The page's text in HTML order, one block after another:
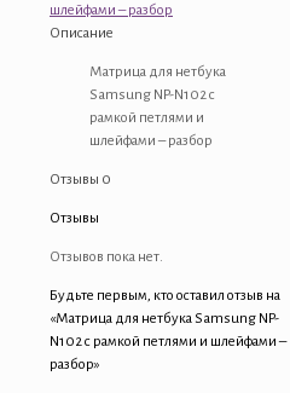
шлейфами – разбор
Описание
Матрица для нетбука
Samsung NP-N102 с
рамкой петлями и
шлейфами – разбор
Отзывы 0
Отзывы
Отзывов пока нет.
Будьте первым, кто оставил отзыв на
«Матрица для нетбука Samsung NP-
N102 с рамкой петлями и шлейфами –
разбор»